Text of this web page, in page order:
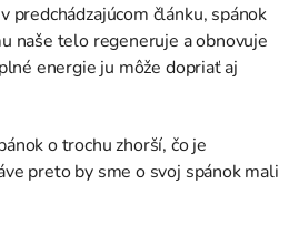
predchádzajúcom článku, spánok
naše telo regeneruje a obnovuje
energie ju môže dopriať aj
o trochu zhorší, čo je
preto by sme o svoj spánok mali